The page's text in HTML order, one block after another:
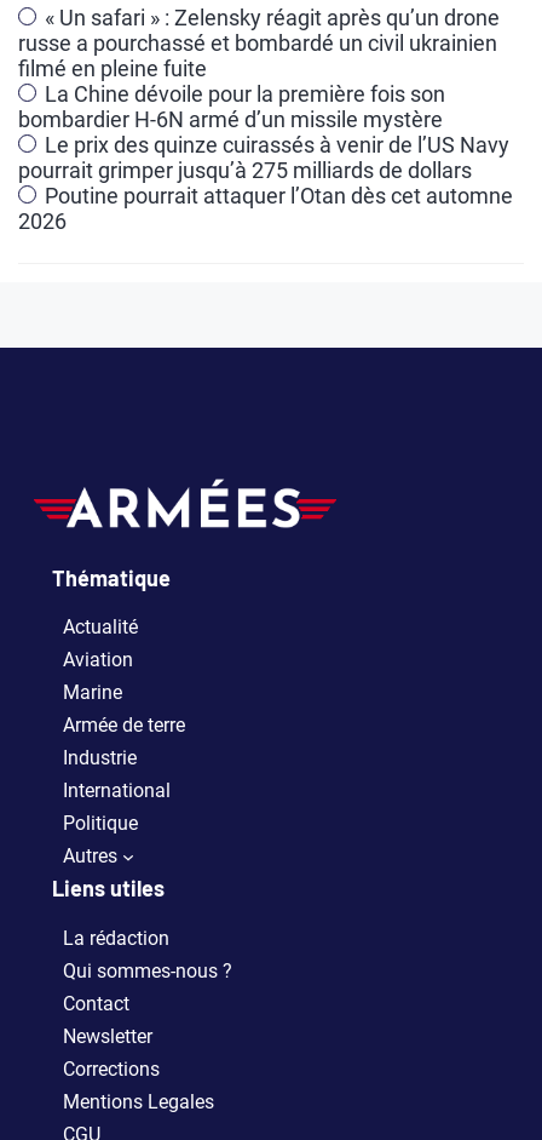
a
t
i
v
e
:
« Un safari » : Zelensky réagit après qu’un drone
russe a pourchassé et bombardé un civil ukrainien
filmé en pleine fuite
La Chine dévoile pour la première fois son
bombardier H-6N armé d’un missile mystère
Le prix des quinze cuirassés à venir de l’US Navy
pourrait grimper jusqu’à 275 milliards de dollars
Poutine pourrait attaquer l’Otan dès cet automne
2026
Thématique
Actualité
Aviation
Marine
Armée de terre
Industrie
International
Politique
Autres
Liens utiles
La rédaction
Qui sommes-nous ?
Contact
Newsletter
Corrections
Mentions Legales
CGU